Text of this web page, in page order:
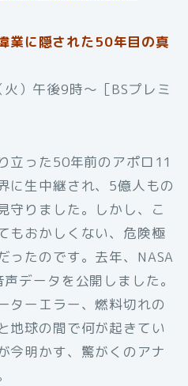
業に隠された50年目の真
）午後9時～［BSプレミ
立った50年前のアポロ11
に生中継され、5億人もの
守りました。しかし、こ
もおかしくない、危険極
ったのです。去年、NASA
データを公開しました。
ターエラー、燃料切れの
地球の間で何が起きてい
今明かす、驚がくのアナ